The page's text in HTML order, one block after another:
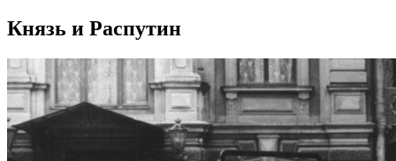
Князь и Распутин